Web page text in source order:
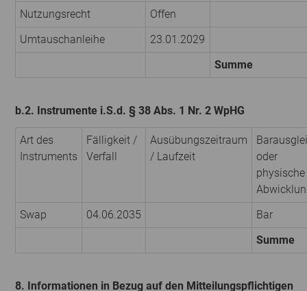
Nutzungsrecht
Offen
Umtauschanleihe
23.01.2029
Summe
b.2. Instrumente i.S.d. § 38 Abs. 1 Nr. 2 WpHG
Art des
Instruments
Fälligkeit /
Verfall
Ausübungszeitraum
/ Laufzeit
oder
physische
Swap
04.06.2035
Bar
Summe
8. Informationen in Bezug auf den Mitteilungspflichtigen